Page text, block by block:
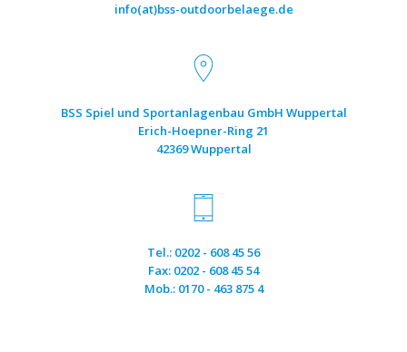
info(at)bss-outdoorbelaege.de
BSS Spiel und Sportanlagenbau GmbH Wuppertal
Erich-Hoepner-Ring 21
42369 Wuppertal
Tel.: 0202 - 608 45 56
Fax: 0202 - 608 45 54
Mob.: 0170 - 463 875 4